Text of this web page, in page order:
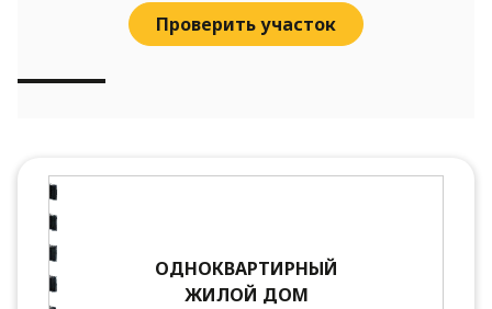
Проверить участок
ОДНОКВАРТИРНЫЙ
ЖИЛОЙ ДОМ